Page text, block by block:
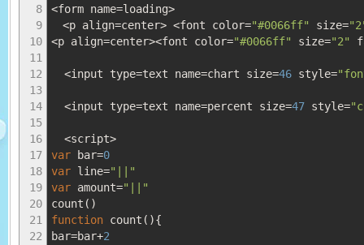
8
9
10
11
12
13
14
15
16
17
18
19
20
21
22
<form name=loading>
<p align=center> <font color="#0066ff" size=
<p align=center><font color="#0066ff" size="2"
<input type=text name=chart size=46 style=
<input type=text name=percent size=47 style=
<script>
var bar=0
var line="||"
var amount="||"
count ( )
function count ( ){
bar=bar+2